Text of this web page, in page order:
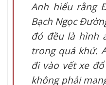
Anh hiểu rằng
Bạch Ngọc
đó đều là hình
trong quá khứ.
đi vào vết xe
không phải